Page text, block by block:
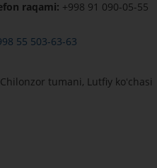
raqami: +998 91 090-05-55
55 503-63-63
tumani, Lutfiy koʻchasi